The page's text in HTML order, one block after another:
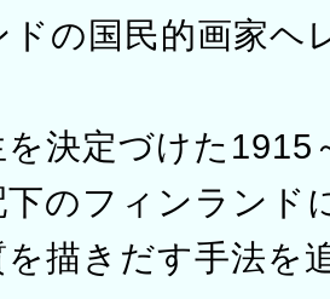
ドの国民的画家ヘ
決定づけた
下のフィンランド
を描きだす手法を